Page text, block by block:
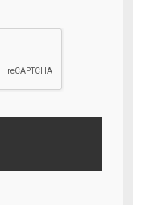
del consentimiento
mediante escrito
del Pí (03580),